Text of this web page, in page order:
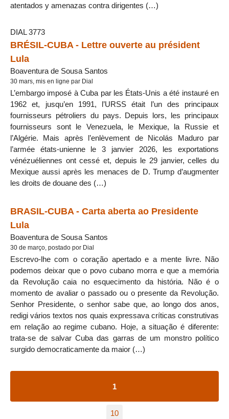
atentados y amenazas contra dirigentes (…)
DIAL 3773
BRÉSIL-CUBA - Lettre ouverte au président
Lula
Boaventura de Sousa Santos
30 mars, mis en ligne par Dial
L’embargo imposé à Cuba par les États-Unis a été instauré en
1962 et, jusqu’en 1991, l’URSS était l’un des principaux
fournisseurs pétroliers du pays. Depuis lors, les principaux
fournisseurs sont le Venezuela, le Mexique, la Russie et
l’Algérie. Mais après l’enlèvement de Nicolás Maduro par
l’armée états-unienne le 3 janvier 2026, les exportations
vénézuéliennes ont cessé et, depuis le 29 janvier, celles du
Mexique aussi après les menaces de D. Trump d’augmenter
les droits de douane des (…)
BRASIL-CUBA - Carta aberta ao Presidente
Lula
Boaventura de Sousa Santos
30 de março, postado por Dial
Escrevo-lhe com o coração apertado e a mente livre. Não
podemos deixar que o povo cubano morra e que a memória
da Revolução caia no esquecimento da história. Não é o
momento de avaliar o passado ou o presente da Revolução.
Senhor Presidente, o senhor sabe que, ao longo dos anos,
redigi vários textos nos quais expressava críticas construtivas
em relação ao regime cubano. Hoje, a situação é diferente:
trata-se de salvar Cuba das garras de um monstro político
surgido democraticamente da maior (…)
1
10